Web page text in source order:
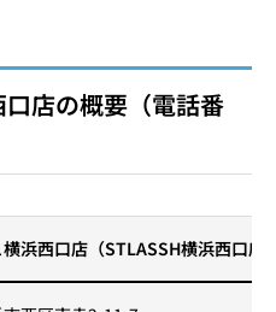
店の概要（電話番
浜西口店（STLASSH横浜西口店